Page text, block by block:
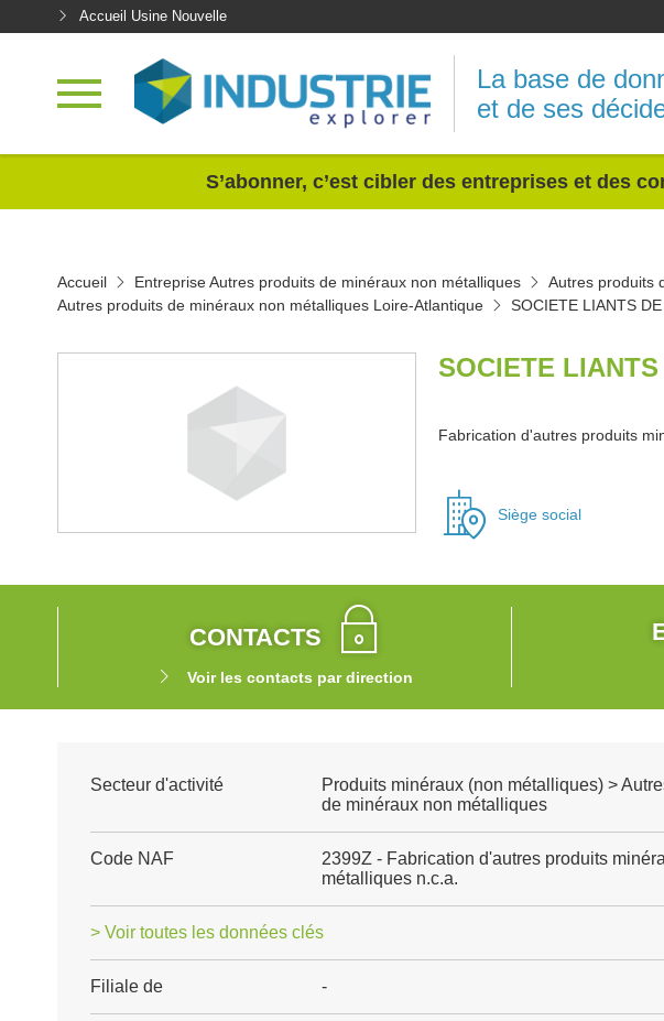
Accueil Usine Nouvelle
La base de
et de ses
S’abonner, c’est cibler des entreprises et des
Accueil Entreprise Autres produits de minéraux non métalliques
Autres produits
Autres produits de minéraux non métalliques Loire-Atlantique
SOCIETE LIANTS
SOCIETE
Fabrication d'autres produits
Siège social
CONTACTS
Voir les contacts par direction
Secteur d'activité
Produits minéraux (non métalliques) >
de minéraux non métalliques
Code NAF
2399Z - Fabrication d'autres produits
métalliques n.c.a.
> Voir toutes les données clés
Filiale de -